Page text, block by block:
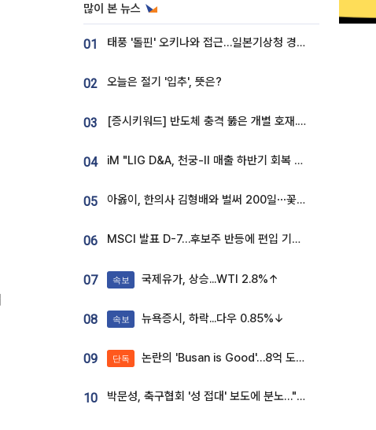
많이 본 뉴스
01 태풍 '돌핀' 오키나와 접근…일본기상청 경로 업데이트
02 오늘은 절기 '입추', 뜻은?
03 [증시키워드] 반도체 충격 뚫은 개별 호재...포스코퓨처엠·에코프로·한화솔루션 '눈길'
04 iM "LIG D&A, 천궁-II 매출 하반기 회복 전망…방산 톱픽 유지"
05 아옳이, 한의사 김형배와 벌써 200일⋯꽃다발 들고 "프러포즈 아냐"
06 MSCI 발표 D-7…후보주 반등에 편입 기대 재점화
07 속보 국제유가, 상승...WTI 2.8%↑
08 속보 뉴욕증시, 하락...다우 0.85%↓
09 단독 논란의 'Busan is Good'…8억 도시브랜드, 용산 대통령실 CI 업체가 수행
10 박문성, 축구협회 '성 접대' 보도에 분노…"다 말아먹으려고 작정했나"